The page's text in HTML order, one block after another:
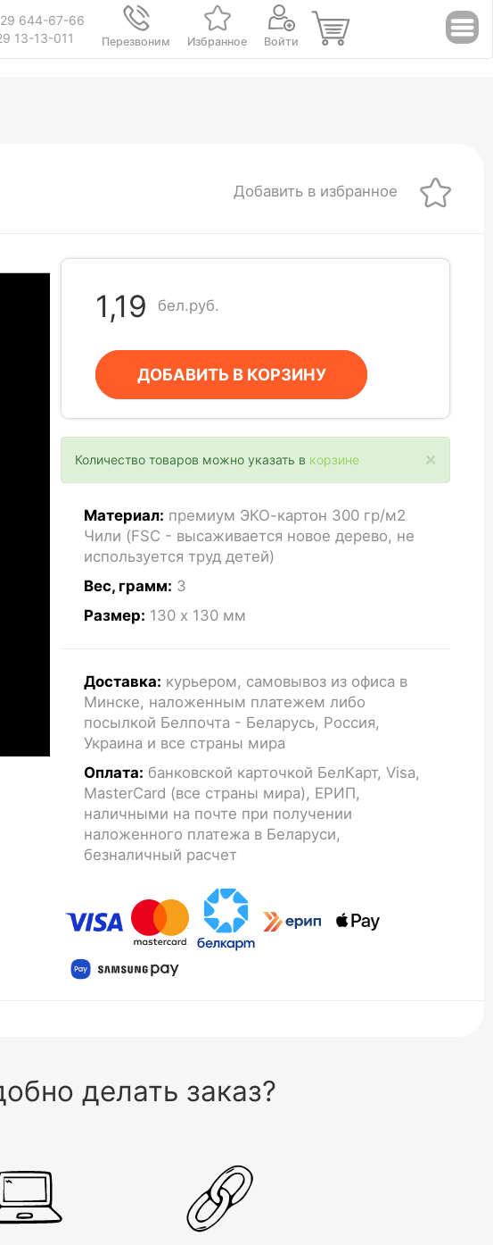
644-67-66
13-13-011
Перезвоним Избранное Войти
Добавить в избранное
1,19 бел.руб.
ДОБАВИТЬ В КОРЗИНУ
×
Количество товаров можно указать в корзине
Материал: премиум ЭКО-картон 300 гр/м2
Чили (FSC - высаживается новое дерево, не
используется труд детей)
Вес, грамм: 3
Размер: 130 x 130 мм
Доставка: курьером, самовывоз из офиса в
Минске, наложенным платежем либо
посылкой Белпочта - Беларусь, Россия,
Украина и все страны мира
Оплата: банковской карточкой БелКарт, Visa,
MasterCard (все страны мира), ЕРИП,
наличными на почте при получении
наложенного платежа в Беларуси,
безналичный расчет
делать заказ?